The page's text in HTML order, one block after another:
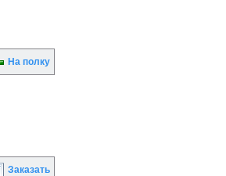
На полку
Заказать